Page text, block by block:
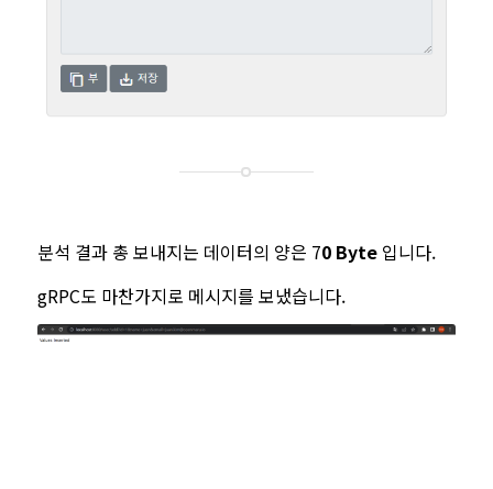
분석 결과 총 보내지는 데이터의 양은 70 Byte 입니다.
gRPC도 마찬가지로 메시지를 보냈습니다.